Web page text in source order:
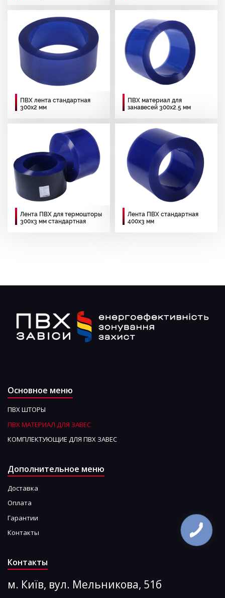
ПВХ лента стандартная
300х2 мм
ПВХ материал для
занавесей 300х2.5 мм
Лента ПВХ для термошторы
300х3 мм стандартная
Лента ПВХ стандартная
400х3 мм
Основное меню
ПВХ ШТОРЫ
ПВХ МАТЕРИАЛ ДЛЯ ЗАВЕС
КОМПЛЕКТУЮЩИЕ ДЛЯ ПВХ ЗАВЕС
Дополнительное меню
Доставка
Оплата
Гарантии
Контакты
Контакты
м. Київ, вул. Мельникова, 51б